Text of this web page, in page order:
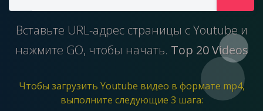
Вставьте URL-адрес страницы с Youtube и
нажмите GO, чтобы начать. Top 20 Videos
Чтобы загрузить Youtube видео в формате mp4,
выполните следующие 3 шага: